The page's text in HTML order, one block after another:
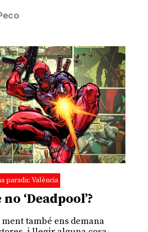
parada: València
‘Deadpool’?
ment també ens demana